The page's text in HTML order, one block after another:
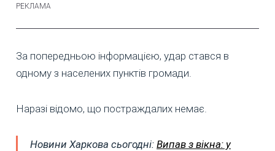
За попередньою інформацією, удар стався в
одному з населених пунктів громади.
Наразі відомо, що постраждалих немає.
Новини Харкова сьогодні: Випав з вікна: у